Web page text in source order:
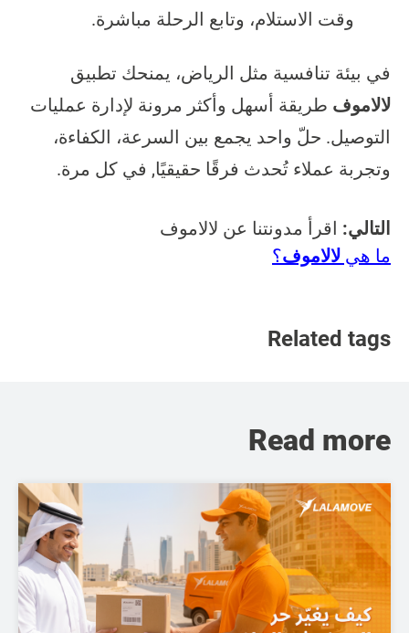
وقت الاستلام، وتابع الرحلة مباشرة.
في بيئة تنافسية مثل الرياض، يمنحك تطبيق
لالاموف طريقة أسهل وأكثر مرونة لإدارة عمليات
التوصيل. حلّ واحد يجمع بين السرعة، الكفاءة،
وتجربة عملاء تُحدث فرقًا حقيقيًا, في كل مرة.
التالي: اقرأ مدونتنا عن لالاموف
ما هي لالاموف؟
Related tags
Read more